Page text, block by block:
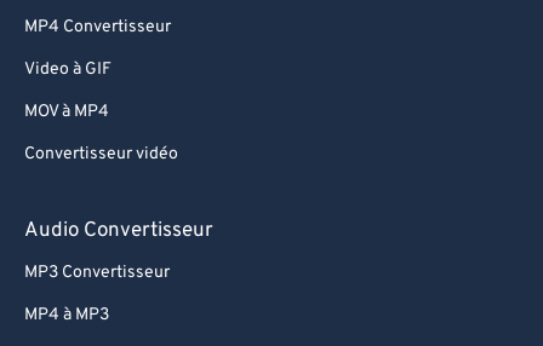
MP4 Convertisseur
Video à GIF
MOV à MP4
Convertisseur vidéo
Audio Convertisseur
MP3 Convertisseur
MP4 à MP3